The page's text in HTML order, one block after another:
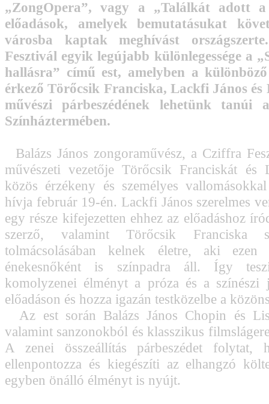
„ZongOpera”, vagy a „Találkát adott
előadások, amelyek bemutatásukat
városba kaptak meghívást
Fesztivál egyik legújabb különlegessége a
hallásra” című est, amelyben a
érkező Törőcsik Franciska, Lackfi János és
művészi párbeszédének lehetünk tanúi
Színháztermében.
Balázs János zongoraművész, a Cziffra
művészeti vezetője Törőcsik Franciskát és
közös érzékeny és személyes
hívja február 19-én. Lackfi János szerelmes
egy része kifejezetten ehhez az előadáshoz
szerző, valamint Törőcsik Franciska
tolmácsolásában kelnek életre, aki ezen
énekesnőként is színpadra áll. Így
komolyzenei élményt a próza és a színészi
előadáson és hozza igazán testközelbe a
Az est során Balázs János Chopin és
valamint sanzonokból és klasszikus
A zenei összeállítás párbeszédet folytat,
ellenpontozza és kiegészíti az elhangzó
egyben önálló élményt is nyújt.